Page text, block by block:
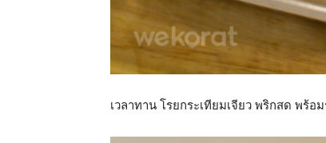
เวลาทาน โรยกระเทียมเจียว พริกสด พร้